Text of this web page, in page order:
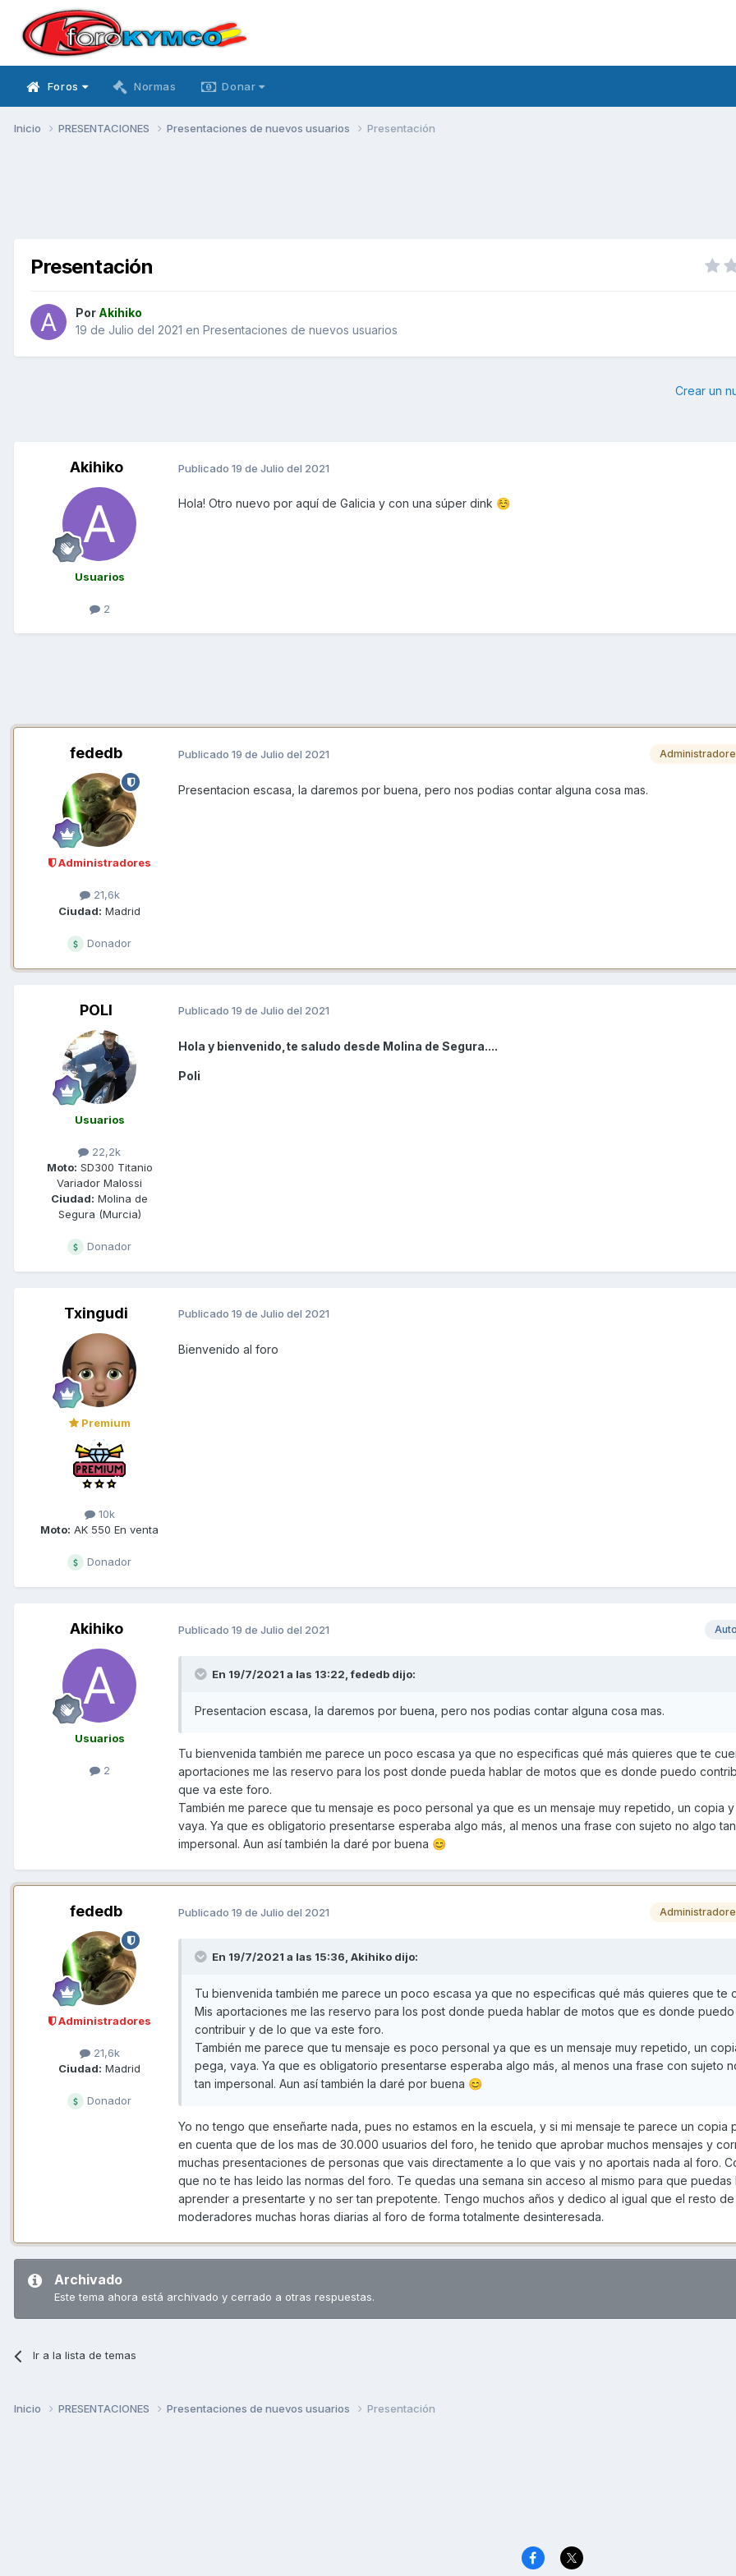
Foros Normas Donar
Inicio PRESENTACIONES Presentaciones de nuevos usuarios Presentación
Presentación
Por Akihiko
19 de Julio del 2021 en Presentaciones de nuevos usuarios
Crear un
Akihiko
Usuarios
2
Publicado 19 de Julio del 2021
Hola! Otro nuevo por aquí de Galicia y con una súper dink ☺️
fededb
Administradores
21,6k
Ciudad: Madrid
Donador
Publicado 19 de Julio del 2021
Presentacion escasa, la daremos por buena, pero nos podias contar alguna cosa mas.
POLI
Usuarios
22,2k
Moto: SD300 Titanio
Variador Malossi
Ciudad: Molina de
Segura (Murcia)
Donador
Publicado 19 de Julio del 2021
Hola y bienvenido,te saludo desde Molina de Segura....
Poli
Txingudi
Premium
10k
Moto: AK 550 En venta
Donador
Publicado 19 de Julio del 2021
Bienvenido al foro
Akihiko
Usuarios
2
Publicado 19 de Julio del 2021
En 19/7/2021 a las 13:22,fededb dijo:
Presentacion escasa, la daremos por buena, pero nos podias contar alguna cosa mas.
Tu bienvenida también me parece un poco escasa ya que no especificas qué más quieres que te
aportaciones me las reservo para los post donde pueda hablar de motos que es donde puedo
que va este foro.
También me parece que tu mensaje es poco personal ya que es un mensaje muy repetido, un copia
vaya. Ya que es obligatorio presentarse esperaba algo más, al menos una frase con sujeto no algo tan
impersonal. Aun así también la daré por buena 😊
fededb
Administradores
21,6k
Ciudad: Madrid
Donador
Publicado 19 de Julio del 2021
En 19/7/2021 a las 15:36, Akihiko dijo:
Tu bienvenida también me parece un poco escasa ya que no especificas qué más quieres que te
Mis aportaciones me las reservo para los post donde pueda hablar de motos que es donde puedo
contribuir y de lo que va este foro.
También me parece que tu mensaje es poco personal ya que es un mensaje muy repetido, un
pega, vaya. Ya que es obligatorio presentarse esperaba algo más, al menos una frase con sujeto
tan impersonal. Aun así también la daré por buena 😊
Yo no tengo que enseñarte nada, pues no estamos en la escuela, y si mi mensaje te parece un copia
en cuenta que de los mas de 30.000 usuarios del foro, he tenido que aprobar muchos mensajes y
muchas presentaciones de personas que vais directamente a lo que vais y no aportais nada al foro.
que no te has leido las normas del foro. Te quedas una semana sin acceso al mismo para que puedas
aprender a presentarte y no ser tan prepotente. Tengo muchos años y dedico al igual que el resto
moderadores muchas horas diarias al foro de forma totalmente desinteresada.
Archivado
Este tema ahora está archivado y cerrado a otras respuestas.
Ir a la lista de temas
Inicio PRESENTACIONES Presentaciones de nuevos usuarios Presentación